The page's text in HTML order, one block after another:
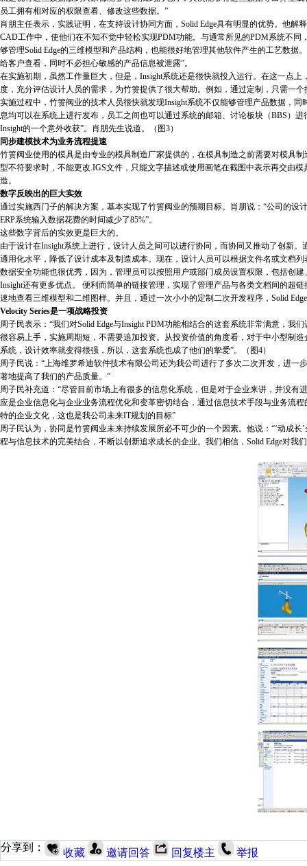
员工拥有相对应的权限查看、修改这些数据。”
肖朋主任表示，实践证明，在支持设计协同方面，Solid Edge具有明显的优势。他
CAD工作中，使他们在不知不觉中轻松实现PDM功能。与通常所见的PDM系统不
够管理Solid Edge的三维模型和产品结构，也能很好地管理其他软件产生的工艺数
给客户查看，同时不必担心敏感的产品信息被泄露”。
在实施初期，虽然工作量巨大，但是，Insight系统还是很快就投入运行。在这一点
度，充分评估设计人员的需求，为竹箦提供了很大帮助。例如，通过定制，只需一
实施过程中，竹箦阀业的技术人员很快就发现Insight系统不仅能够管理产品数据，
息均可以在系统上进行发布，员工之间也可以通过系统的邮箱、讨论板块（BBS）
Insight的一个意外收获”。肖朋先生说道。（图3）
同步建模技术为业务流程提速
竹箦阀业使用的模具是由专业的模具制造厂家提供的，在模具制造之前需要对模具
型不符要求时，不能更改.IGS文件，只能文字描述或使用画笔在截图中表示再交由
造。
数字反映出的巨大实效
通过实施西门子的解决方案，基本实现了竹箦阀业的预期目标。肖朋说：“公司的设
ERP系统输入数据花费的时间减少了85%”。
这些数字背后的实效更是巨大的。
由于设计在Insight系统上进行，设计人员之间可以进行协同，而协同又推动了创新
通用化水平，降低了设计成本及制造成本。现在，设计人员可以根据文件名或文档
数据安全功能也很优秀，因为，管理员可以按照用户或部门成员设置权限，包括创
Insight还有更多优点。 便利而简单的链接管理，实现了管理产品与各类文档间的超
速地查看三维模型和二维图样。并且，通过一次小小的定制二次开发程序，Solid
Velocity Series是一项战略投资
周子民表示：“我们对Solid Edge与Insight PDM功能相结合的这套系统非常满意，我
很容易上手，实施周期短，不需要追加投资。从投资价值的角度看，对于中小型制
系统，设计效率就变得很强，所以，这套系统也成了他们的挚爱”。（图4）
周子民说：“上海维罗希迪软件技术有限公司还为我公司进行了多次二次开发，进
著地提高了我们的产品质量。”
周子民补充道：“尽管目前市场上有很多的信息化系统，但是对于企业来讲，并没
应是企业信息化与企业业务流程优化和变革密切结合，通过信息技术手段与业务流
特的企业文化，这也是我公司未来IT规划的目标”
周子民认为，协同是竹箦阀业未来持续发展所必不可少的一个因素。他说：“‘动成
程与信息技术的完美结合，不断以创新追求成长的企业。我们相信，Solid Edge对
分享到： 收藏 邀请回答 回复楼主 举报